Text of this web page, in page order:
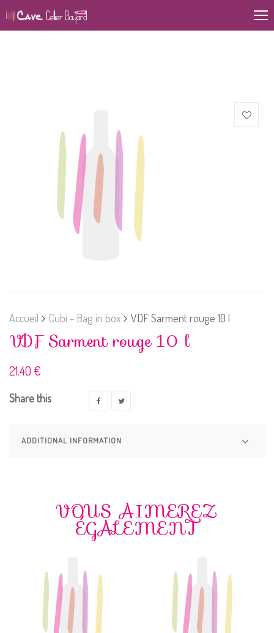
Accueil Cubi - Bag in box VDF Sarment rouge 10 l
VDF Sarment rouge 10 l
21.40 €
Share this
ADDITIONAL INFORMATION
VOUS AIMEREZ
ÉGALEMENT